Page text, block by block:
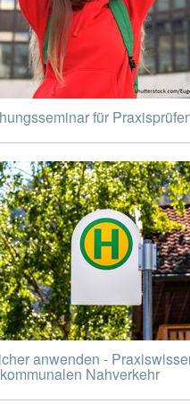
für
anwenden -
kommunalen Nahverkehr